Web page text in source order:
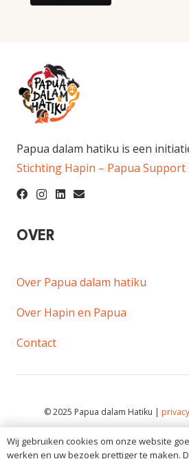
Papua dalam hatiku is een
Stichting Hapin – Papua
OVER
Over Papua dalam hatiku
Over Hapin en Papua
Contact
© 2025 Papua dalam Hatiku |
De inhoud van deze website mag
toestemming van Papua dalam
Wij gebruiken cookies om onze website
werken en uw bezoek prettiger te maken.